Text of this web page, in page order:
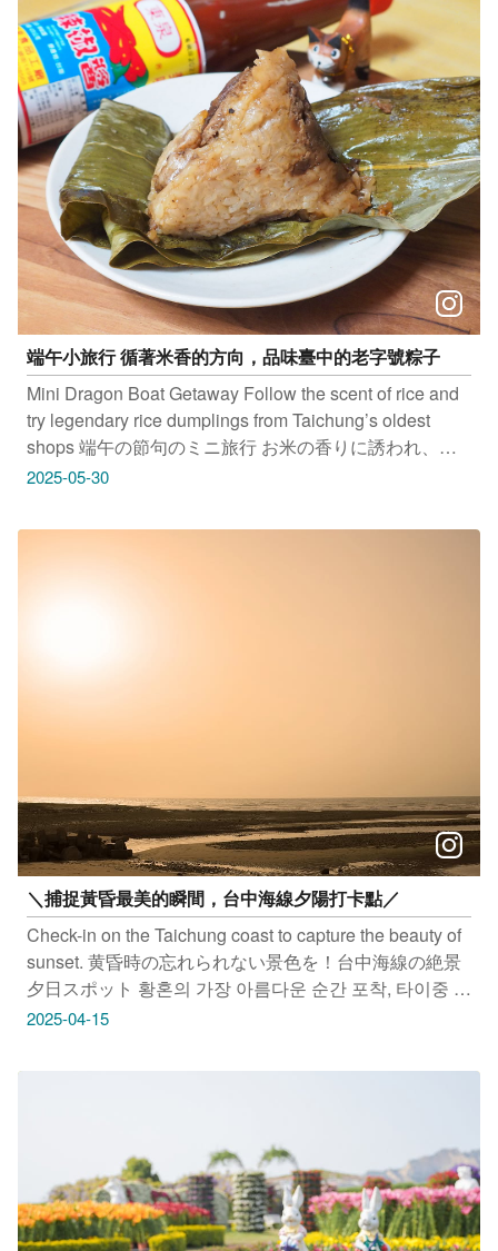
興大路145號 #旱溪媽祖公園 地址：台中東區復興東路、
東光路、建成路交叉的三角公園 只要
Tag@taichungtravels 就有機會讓你的美照在大玩台中
FB、IG、微博及臺中觀光旅遊網上曝光喔！ #
taichungtravels #travel #scenery #Landscape #taiwan
#taichung #discovertaichung #여행 #풍경 #観光 #旅行 #
風景 #台中 #大玩台中 # 台中景點 #打卡景點 #台中風景
#台中旅遊
端午小旅行 循著米香的方向，品味臺中的老字號粽子
Mini Dragon Boat Getaway Follow the scent of rice and
try legendary rice dumplings from Taichung’s oldest
shops 端午の節句のミニ旅行 お米の香りに誘われ、台
中の老舗のちまきを味わう 단오 여행 쌀 향기를 따라가
肉粽 地址：台中市西區中美街189號 #外埔肉粽 地址：台
#taichungtravels #travel #scenery #Landscape #taiwan
2025-05-30
＼捕捉黃昏最美的瞬間，台中海線夕陽打卡點／
Check-in on the Taichung coast to capture the beauty of
sunset. 黄昏時の忘れられない景色を！台中海線の絶景
夕日スポット 황혼의 가장 아름다운 순간 포착, 타이중 해
안선의 석양 체크인 포인트 #麗水漁港 地址：臺中市龍井
安沙丘 地址：台中市大安區南埔海堤 只要
#taichungtravels #travel #scenery #Landscape #taiwan
#taichung #discovertaichung #여행 #풍경 #観光 #旅行 #
風景 #台中 #大玩台中 #台中景點 #打卡景點 #台中風景 #
台中旅遊 ＃台中海線 ＃台中海線夕陽 ＃台中夕陽 ＃台中
2025-04-15